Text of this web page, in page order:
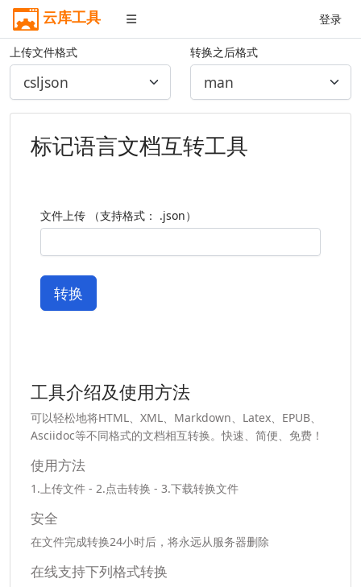
云库工具 登录
上传文件格式 转换之后格式
标记语言文档互转工具
文件上传 （支持格式： .json）
转换
工具介绍及使用方法
可以轻松地将HTML、XML、Markdown、Latex、EPUB、
Asciidoc等不同格式的文档相互转换。快速、简便、免费！
使用方法
1.上传文件 - 2.点击转换 - 3.下载转换文件
安全
在文件完成转换24小时后，将永远从服务器删除
在线支持下列格式转换